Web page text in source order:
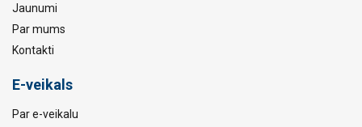
Jaunumi
Par mums
Kontakti
E-veikals
Par e-veikalu